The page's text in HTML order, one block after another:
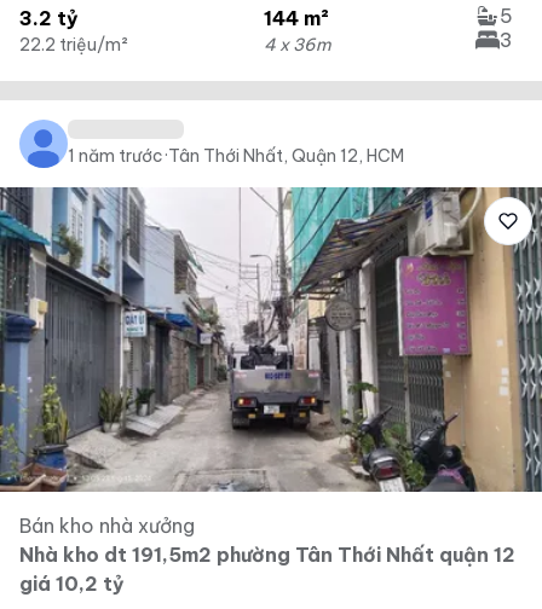
3.2 tỷ
22.2 triệu/m²
144 m²
4 x 36m
5
3
1 năm trước·Tân Thới Nhất, Quận 12, HCM
Bán kho nhà xưởng
Nhà kho dt 191,5m2 phường Tân Thới Nhất quận 12
giá 10,2 tỷ